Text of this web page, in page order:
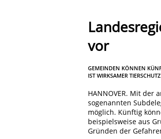
vor
GEMEINDEN KÖNNEN
IST WIRKSAMER TIERSCHUTZ
HANNOVER. Mit der
sogenannten
möglich. Künftig
beispielsweise aus
Gründen der